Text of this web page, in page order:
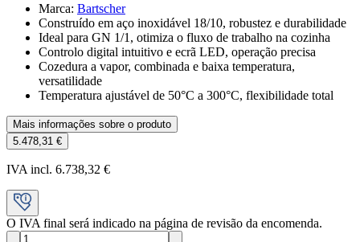
Marca: Bartscher
Construído em aço inoxidável 18/10, robustez e durabilidade
Ideal para GN 1/1, otimiza o fluxo de trabalho na cozinha
Controlo digital intuitivo e ecrã LED, operação precisa
Cozedura a vapor, combinada e baixa temperatura,
versatilidade
Temperatura ajustável de 50°C a 300°C, flexibilidade total
Mais informações sobre o produto
5.478,31 €
IVA incl. 6.738,32 €
O IVA final será indicado na página de revisão da encomenda.